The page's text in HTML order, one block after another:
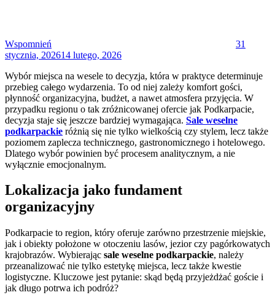
Wspomnień
31
stycznia, 202614 lutego, 2026
Wybór miejsca na wesele to decyzja, która w praktyce determinuje
przebieg całego wydarzenia. To od niej zależy komfort gości,
płynność organizacyjna, budżet, a nawet atmosfera przyjęcia. W
przypadku regionu o tak zróżnicowanej ofercie jak Podkarpacie,
decyzja staje się jeszcze bardziej wymagająca. Sale weselne
podkarpackie różnią się nie tylko wielkością czy stylem, lecz także
poziomem zaplecza technicznego, gastronomicznego i hotelowego.
Dlatego wybór powinien być procesem analitycznym, a nie
wyłącznie emocjonalnym.
Lokalizacja jako fundament
organizacyjny
Podkarpacie to region, który oferuje zarówno przestrzenie miejskie,
jak i obiekty położone w otoczeniu lasów, jezior czy pagórkowatych
krajobrazów. Wybierając sale weselne podkarpackie, należy
przeanalizować nie tylko estetykę miejsca, lecz także kwestie
logistyczne. Kluczowe jest pytanie: skąd będą przyjeżdżać goście i
jak długo potrwa ich podróż?